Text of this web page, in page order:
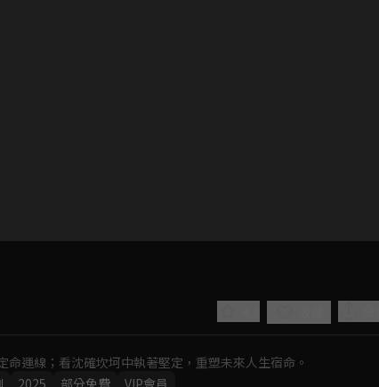
運線；看沈確坎坷中執著堅定，重塑未來人生宿命。
2025 部分免費 VIP會員